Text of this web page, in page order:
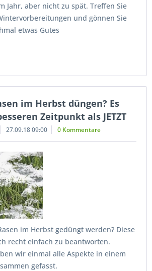
Jahr, aber nicht zu spät. Treffen Sie
und gönnen Sie
etwas Gutes
im Herbst düngen? Es
Zeitpunkt als JETZT
27.09.18 09:00 0 Kommentare
im Herbst gedüngt werden? Diese
recht einfach zu beantworten.
wir einmal alle Aspekte in einem
gefasst.